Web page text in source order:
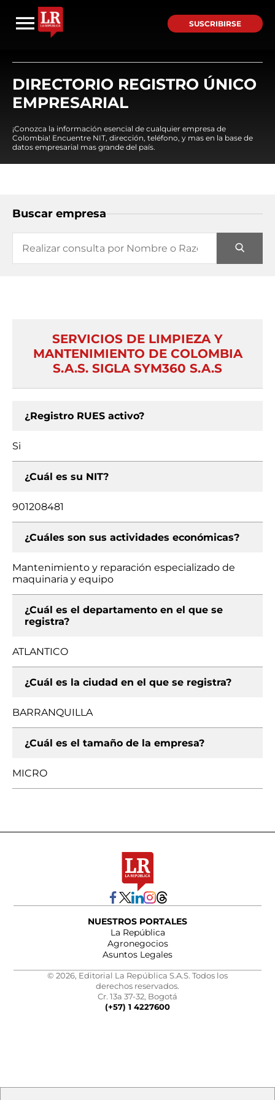
SUSCRIBIRSE
DIRECTORIO REGISTRO ÚNICO
EMPRESARIAL
¡Conozca la información esencial de cualquier empresa de
Colombia! Encuentre NIT, dirección, teléfono, y mas en la base de
datos empresarial mas grande del país.
Buscar empresa
SERVICIOS DE LIMPIEZA Y
MANTENIMIENTO DE COLOMBIA
S.A.S. SIGLA SYM360 S.A.S
¿Registro RUES activo?
Si
¿Cuál es su NIT?
901208481
¿Cuáles son sus actividades económicas?
Mantenimiento y reparación especializado de
maquinaria y equipo
¿Cuál es el departamento en el que se
registra?
ATLANTICO
¿Cuál es la ciudad en el que se registra?
BARRANQUILLA
¿Cuál es el tamaño de la empresa?
MICRO
NUESTROS PORTALES
La República
Agronegocios
Asuntos Legales
© 2026, Editorial La República S.A.S. Todos los
derechos reservados.
Cr. 13a 37-32, Bogotá
(+57) 1 4227600